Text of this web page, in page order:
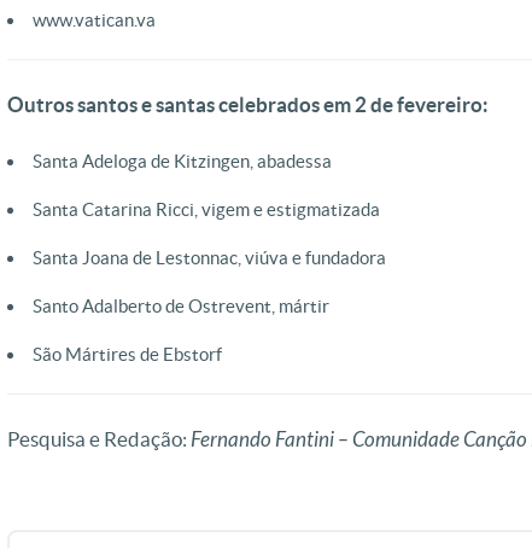
www.vatican.va
Outros santos e santas celebrados em 2 de fevereiro:
Santa Adeloga de Kitzingen, abadessa
Santa Catarina Ricci, vigem e estigmatizada
Santa Joana de Lestonnac, viúva e fundadora
Santo Adalberto de Ostrevent, mártir
São Mártires de Ebstorf
Pesquisa e Redação: Fernando Fantini – Comunidade